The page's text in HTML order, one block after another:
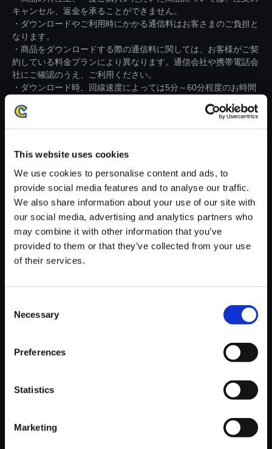
This website uses cookies
We use cookies to personalise content and ads, to
provide social media features and to analyse our traffic.
We also share information about your use of our site with
our social media, advertising and analytics partners who
may combine it with other information that you’ve
provided to them or that they’ve collected from your use
of their services.
Selection
Necessary
Preferences
Statistics
Marketing
キャンセル、返金を承ることができません。
・ダウンロードやご利用時にかかる通信料はお客さまのご負担と
なります。
・商品をダウンロードする際の通信料に関しては、お客様がご契
約している料金プランにより異なります。通信会社や携帯電話会
社にご確認のうえ、ご利用ください。
・ダウンロード時、回線速度によっては5分～60分程度のお時間
※ご購入いただいたファイルのダウンロードの際には、通信環境
【単曲】ロックマン ゼロ＆ゼク
ス サウンドBOX あなたはゼロ
150円
おすすめ商品